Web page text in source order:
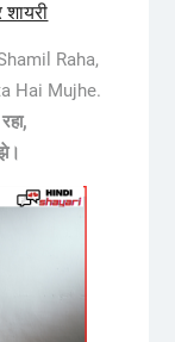
Raha,
Hai Mujhe.